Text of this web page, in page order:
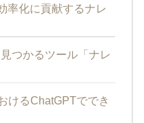
率化に貢献するナレ
つかるツール「ナレ
けるChatGPTででき